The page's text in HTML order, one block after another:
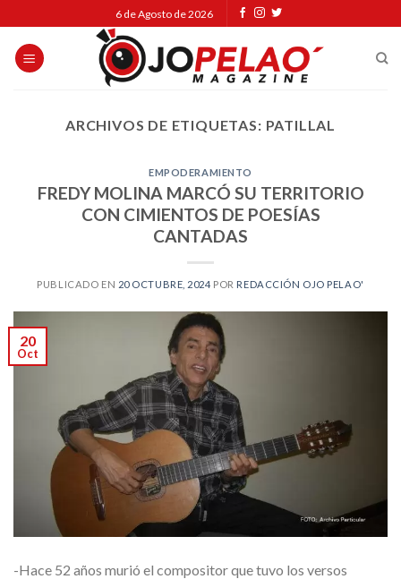
to
content
6 de Agosto de 2026
ARCHIVOS DE ETIQUETAS: PATILLAL
EMPODERAMIENTO
FREDY MOLINA MARCÓ SU TERRITORIO
CON CIMIENTOS DE POESÍAS
CANTADAS
PUBLICADO EN 20 OCTUBRE, 2024 POR REDACCIÓN OJO PELAO'
20
Oct
-Hace 52 años murió el compositor que tuvo los versos